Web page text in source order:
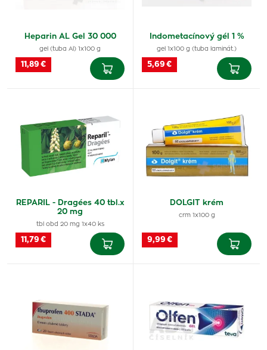
Heparin AL Gel 30 000
gel (tuba Al) 1x100 g
11,89 €
Indometacínový gél 1 %
gel 1x100 g (tuba laminát.)
5,69 €
REPARIL - Dragées 40 tbl.x
20 mg
tbl obd 20 mg 1x40 ks
11,79 €
DOLGIT krém
crm 1x100 g
9,99 €